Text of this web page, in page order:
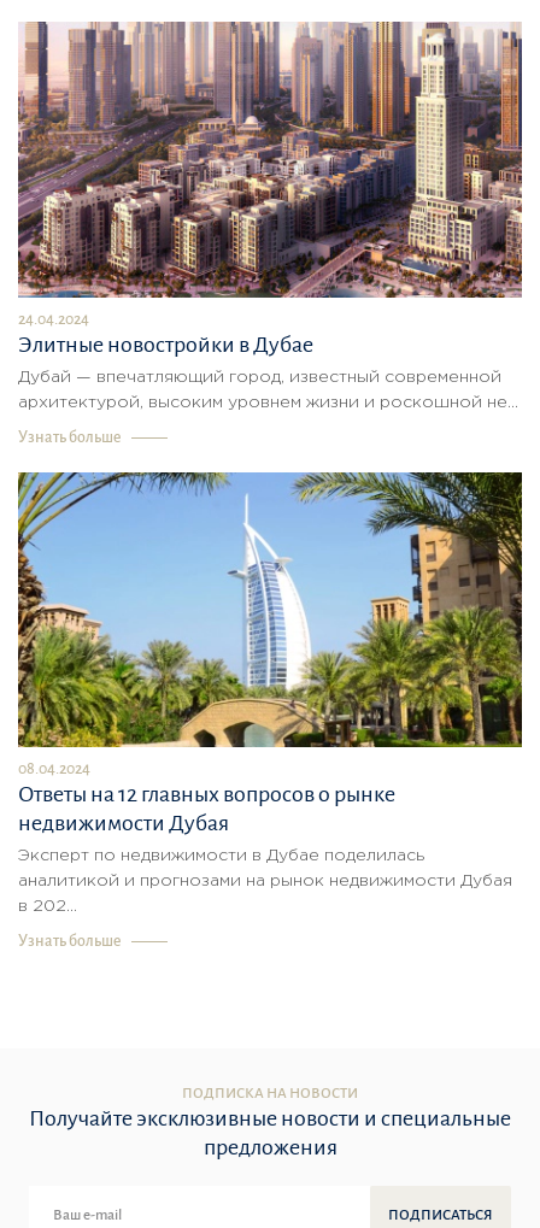
24.04.2024
Элитные новостройки в Дубае
Дубай — впечатляющий город, известный современной
архитектурой, высоким уровнем жизни и роскошной не...
Узнать больше
08.04.2024
Ответы на 12 главных вопросов о рынке
недвижимости Дубая
Эксперт по недвижимости в Дубае поделилась
аналитикой и прогнозами на рынок недвижимости Дубая
в 202...
Узнать больше
ПОДПИСКА НА НОВОСТИ
Получайте эксклюзивные новости и специальные
предложения
ПОДПИСАТЬСЯ